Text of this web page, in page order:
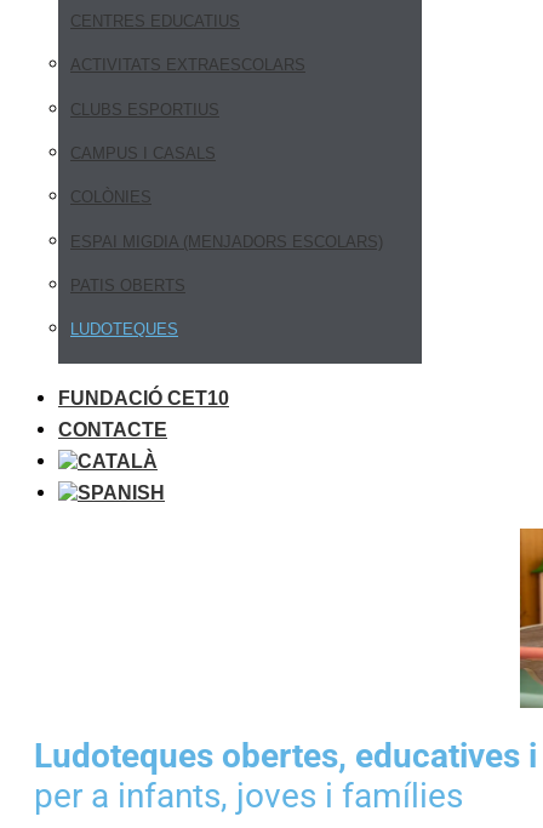
CENTRES EDUCATIUS
ACTIVITATS EXTRAESCOLARS
CLUBS ESPORTIUS
CAMPUS I CASALS
COLÒNIES
ESPAI MIGDIA (MENJADORS ESCOLARS)
PATIS OBERTS
LUDOTEQUES
FUNDACIÓ CET10
CONTACTE
Ludoteques obertes, educatives
per a infants, joves i famílies